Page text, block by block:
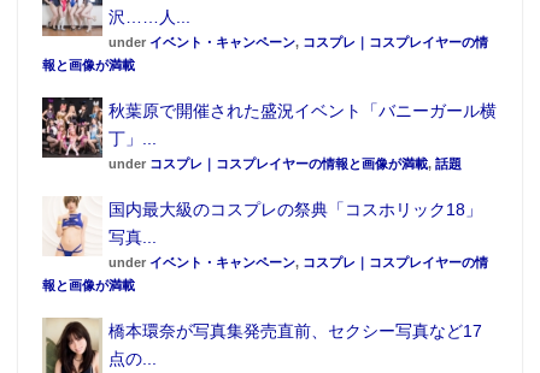
沢……人...
under イベント・キャンペーン, コスプレ｜コスプレイヤーの情
報と画像が満載
秋葉原で開催された盛況イベント「バニーガール横
丁」...
under コスプレ｜コスプレイヤーの情報と画像が満載, 話題
国内最大級のコスプレの祭典「コスホリック18」
写真...
under イベント・キャンペーン, コスプレ｜コスプレイヤーの情
報と画像が満載
橋本環奈が写真集発売直前、セクシー写真など17
点の...